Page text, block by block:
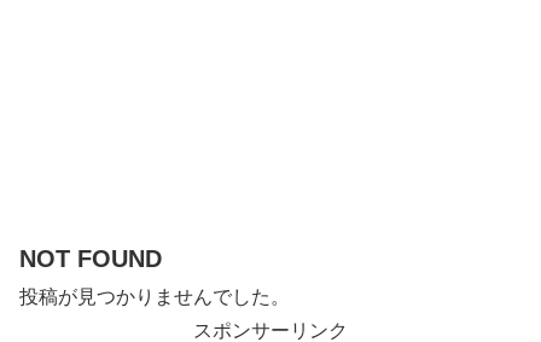
NOT FOUND
投稿が見つかりませんでした。
スポンサーリンク